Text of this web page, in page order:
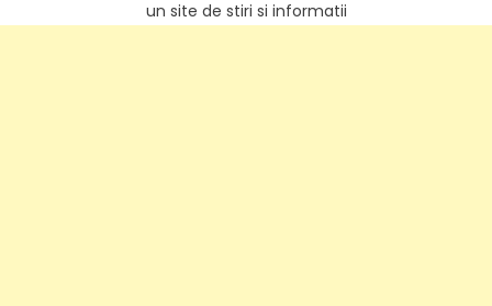
un site de stiri si informatii